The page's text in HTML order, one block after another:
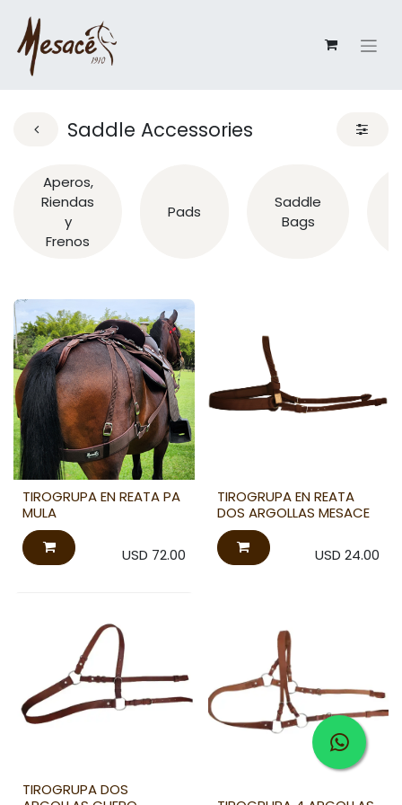
Saddle Accessories
Aperos,
Riendas
y
Frenos
Pads
Saddle
Bags
TIROGRUPA EN REATA PA
MULA
USD 72.00
TIROGRUPA EN REATA
DOS ARGOLLAS MESACE
USD 24.00
TIROGRUPA DOS